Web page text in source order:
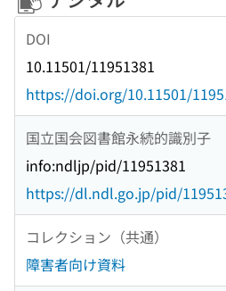
DOI
10.11501/11951381
https://doi.org/10.11501/
国立国会図書館永続的識別子
info:ndljp/pid/11951381
https://dl.ndl.go.jp/pid/
コレクション（共通）
障害者向け資料